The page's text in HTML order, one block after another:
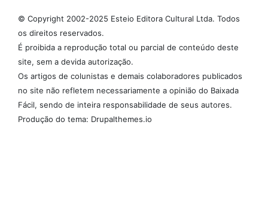
© Copyright 2002-2025 Esteio Editora Cultural Ltda. Todos
os direitos reservados.
É proibida a reprodução total ou parcial de conteúdo deste
site, sem a devida autorização.
Os artigos de colunistas e demais colaboradores publicados
no site não refletem necessariamente a opinião do Baixada
Fácil, sendo de inteira responsabilidade de seus autores.
Produção do tema: Drupalthemes.io